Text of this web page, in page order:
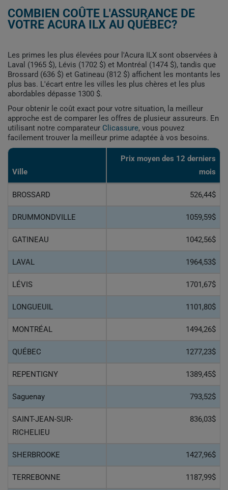
COMBIEN COÛTE L'ASSURANCE DE
VOTRE ACURA ILX AU QUÉBEC?
Les primes les plus élevées pour l'Acura ILX sont observées à
Laval (1965 $), Lévis (1702 $) et Montréal (1474 $), tandis que
Brossard (636 $) et Gatineau (812 $) affichent les montants les
plus bas. L'écart entre les villes les plus chères et les plus
abordables dépasse 1300 $.
Pour obtenir le coût exact pour votre situation, la meilleur
approche est de comparer les offres de plusieur assureurs. En
utilisant notre comparateur Clicassure, vous pouvez
facilement trouver la meilleur prime adaptée à vos besoins.
Ville
Prix ​​moyen des 12 derniers
mois
BROSSARD 526,44$
DRUMMONDVILLE 1059,59$
GATINEAU 1042,56$
LAVAL 1964,53$
LÉVIS 1701,67$
LONGUEUIL 1101,80$
MONTRÉAL 1494,26$
QUÉBEC 1277,23$
REPENTIGNY 1389,45$
Saguenay 793,52$
SAINT-JEAN-SUR-
RICHELIEU
836,03$
SHERBROOKE 1427,96$
TERREBONNE 1187,99$